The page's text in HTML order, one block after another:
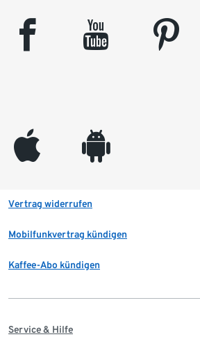
facebook youtube pinterest
appleinc android
Vertrag widerrufen
Mobilfunkvertrag kündigen
Kaffee-Abo kündigen
Service & Hilfe